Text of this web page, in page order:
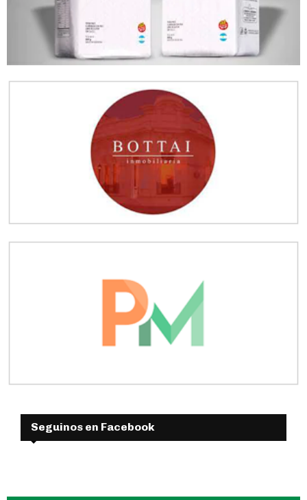
Seguinos en Facebook